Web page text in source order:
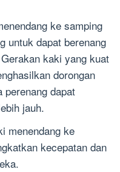
ke samping
untuk dapat berenang
kaki yang kuat
dorongan
perenang dapat
jauh.
menendang ke
kecepatan dan